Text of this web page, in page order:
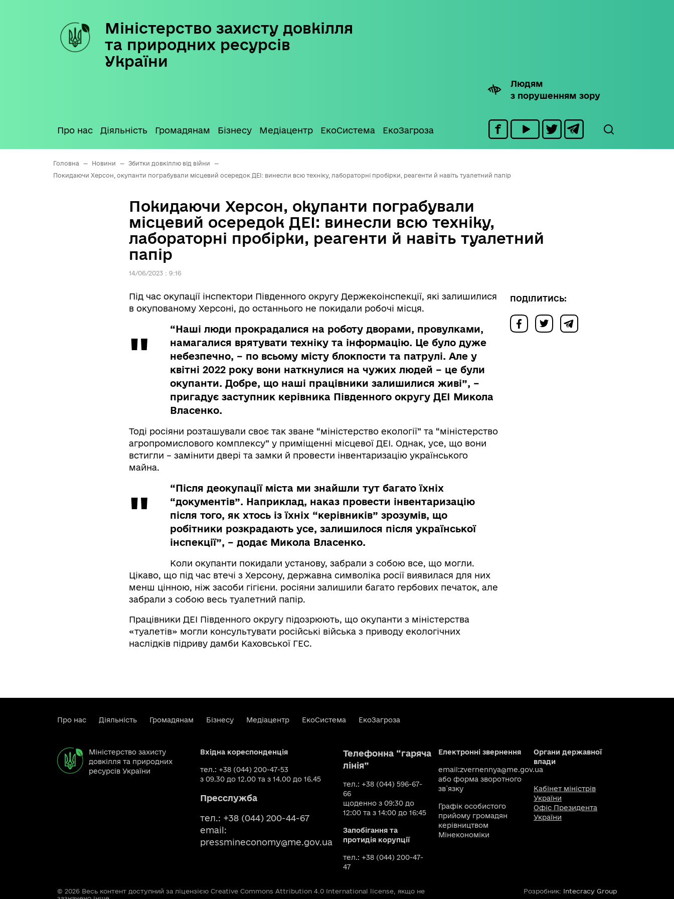
Міністерство захисту довкілля
та природних ресурсів
України
Людям
з порушенням зору
Про нас Діяльність Громадянам Бізнесу Медіацентр ЕкоСистема ЕкоЗагроза
Головна — Новини — Збитки довкіллю від війни
—
Покидаючи Херсон, окупанти пограбували місцевий осередок ДЕІ: винесли всю техніку, лабораторні пробірки, реагенти й навіть туалетний папір
Покидаючи Херсон, окупанти пограбували
місцевий осередок ДЕІ: винесли всю техніку,
лабораторні пробірки, реагенти й навіть туалетний
папір
14/06/2023 : 9:16
Під час окупації інспектори Південного округу Держекоінспекції, які залишилися
в окупованому Херсоні, до останнього не покидали робочі місця.
“Наші люди прокрадалися на роботу дворами, провулками,
намагалися врятувати техніку та інформацію. Це було дуже
небезпечно, – по всьому місту блокпости та патрулі. Але у
квітні 2022 року вони наткнулися на чужих людей – це були
окупанти. Добре, що наші працівники залишилися живі”, –
пригадує заступник керівника Південного округу ДЕІ Микола
Власенко.
Тоді росіяни розташували своє так зване “міністерство екології” та “міністерство
агропромислового комплексу” у приміщенні місцевої ДЕІ. Однак, усе, що вони
встигли – замінити двері та замки й провести інвентаризацію українського
майна.
“Після деокупації міста ми знайшли тут багато їхніх
“документів”. Наприклад, наказ провести інвентаризацію
після того, як хтось із їхніх “керівників” зрозумів, що
робітники розкрадають усе, залишилося після української
інспекції”, – додає Микола Власенко.
Коли окупанти покидали установу, забрали з собою все, що могли.
Цікаво, що під час втечі з Херсону, державна символіка росії виявилася для них
менш цінною, ніж засоби гігієни. росіяни залишили багато гербових печаток, але
забрали з собою весь туалетний папір.
Працівники ДЕІ Південного округу підозрюють, що окупанти з міністерства
«туалетів» могли консультувати російські війська з приводу екологічних
наслідків підриву дамби Каховської ГЕС.
ПОДІЛИТИСЬ:
Про нас Діяльність Громадянам Бізнесу Медіацентр ЕкоСистема ЕкоЗагроза
Міністерство захисту
довкілля та природних
ресурсів України
Вхідна кореспонденція
тел.: +38 (044) 200-47-53
з 09.30 до 12.00 та з 14.00 до 16.45
Пресслужба
тел.: +38 (044) 200-44-67
email:
pressmineconomy@me.gov.ua
Телефонна “гаряча
лінія”
тел.: +38 (044) 596-67-
66
щоденно з 09:30 до
12:00 та з 14:00 до 16:45
Запобігання та
протидія корупції
тел.: +38 (044) 200-47-
47
Електронні звернення
email:zvernennya@me.gov.ua
або форма зворотного
зв`язку
Графік особистого
прийому громадян
керівництвом
Мінекономіки
Органи державної
влади
Кабінет міністрів
України
Офіс Президента
України
© 2026 Весь контент доступний за ліцензією Creative Commons Attribution 4.0 International license, якщо не
Розробник: Intecracy Group